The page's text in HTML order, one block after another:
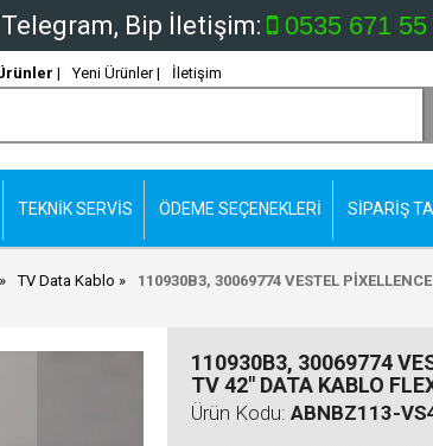
Bip İletişim: 0535 671 55
| Yeni Ürünler | İletişim
TEKNİK SERVİS ÖDEME SEÇENEKLERİ SİPARİŞ
TV Data Kablo 110930B3, 30069774 VESTEL
110930B3, 30069774
TV 42" DATA KABLO
Ürün Kodu: ABNBZ113-